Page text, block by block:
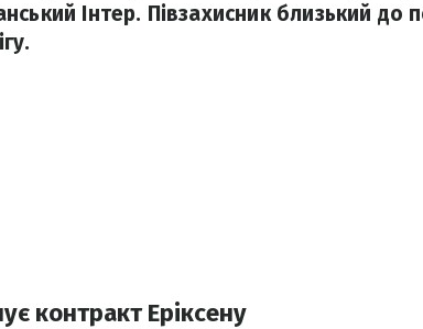
Інтер. Півзахисник близький до
контракт Еріксену